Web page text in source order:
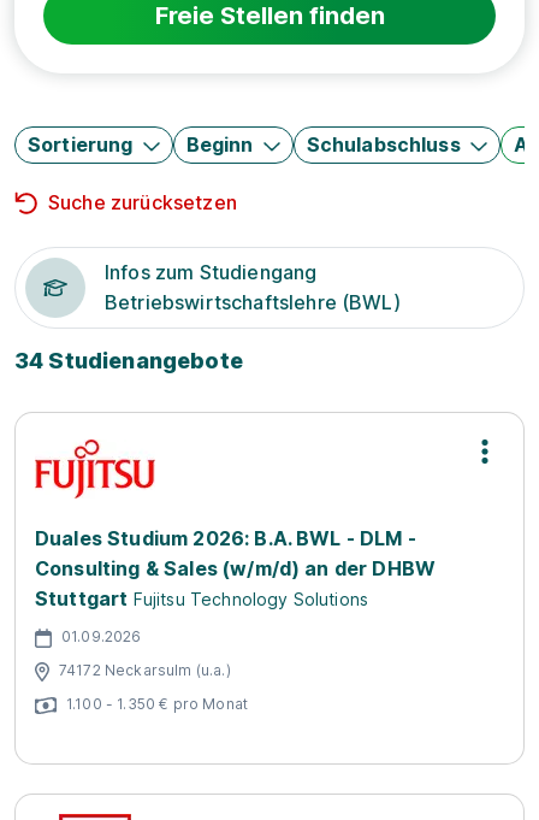
Freie Stellen finden
Sortierung Beginn Schulabschluss
Suche zurücksetzen
Infos zum Studiengang
Betriebswirtschaftslehre (BWL)
34 Studienangebote
Duales Studium 2026: B.A. BWL - DLM -
Consulting & Sales (w/m/d) an der DHBW
Stuttgart Fujitsu Technology Solutions
01.09.2026
74172 Neckarsulm (u.a.)
1.100 - 1.350 € pro Monat